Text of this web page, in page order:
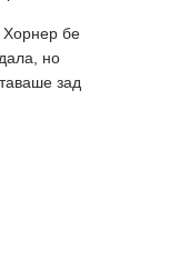
Хорнер бе
но
зад